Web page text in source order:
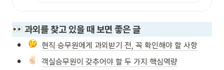
과외를 찾고 있을 때 보면 좋은 글
• 현직 승무원에게 과외받기 전, 꼭 확인해야 할 사항
• 객실승무원이 갖추어야 할 두 가지 핵심역량